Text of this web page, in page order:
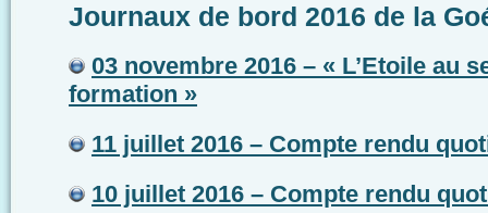
Journaux de bord 2016 de la
03 novembre 2016 – « L’Etoile au
formation »
11 juillet 2016 – Compte rendu
10 juillet 2016 – Compte rendu